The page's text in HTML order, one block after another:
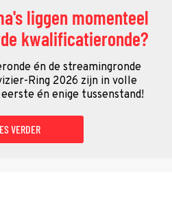
liggen momenteel
kwalificatieronde?
én de streamingronde
Ring 2026 zijn in volle
én enige tussenstand!
VERDER